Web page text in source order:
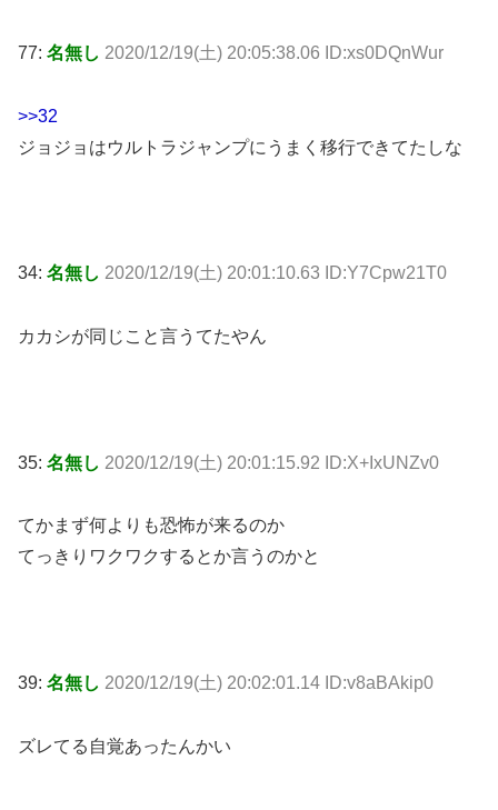
77: 名無し 2020/12/19(土) 20:05:38.06 ID:xs0DQnWur
>>32
ジョジョはウルトラジャンプにうまく移行できてたしな
34: 名無し 2020/12/19(土) 20:01:10.63 ID:Y7Cpw21T0
カカシが同じこと言うてたやん
35: 名無し 2020/12/19(土) 20:01:15.92 ID:X+IxUNZv0
てかまず何よりも恐怖が来るのか
てっきりワクワクするとか言うのかと
39: 名無し 2020/12/19(土) 20:02:01.14 ID:v8aBAkip0
ズレてる自覚あったんかい